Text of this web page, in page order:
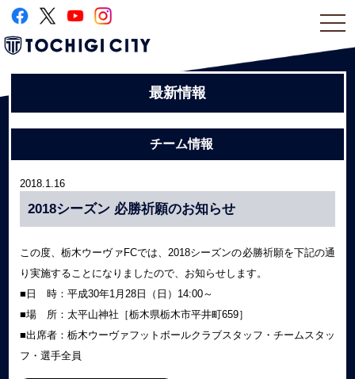
最新情報
チーム情報
2018.1.16
2018シーズン 必勝祈願のお知らせ
この度、栃木ウーヴァFCでは、2018シーズンの必勝祈願を下記の通
り実施することになりましたので、お知らせします。
■日 時：平成30年1月28日（日）14:00～
■場 所：太平山神社［栃木県栃木市平井町659］
■出席者：栃木ウーヴァフットボールクラブスタッフ・チームスタッ
フ・選手全員